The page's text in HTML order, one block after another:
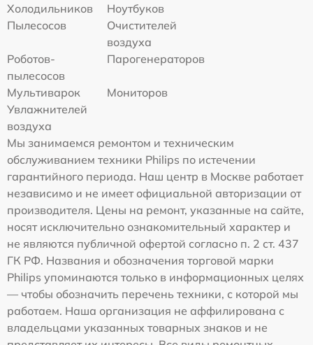
Холодильников
Ноутбуков
Пылесосов
Очистителей
воздуха
Роботов-
пылесосов
Парогенераторов
Мультиварок
Мониторов
Увлажнителей
воздуха
Мы занимаемся ремонтом и техническим
обслуживанием техники Philips по истечении
гарантийного периода. Наш центр в Москве работает
независимо и не имеет официальной авторизации от
производителя. Цены на ремонт, указанные на сайте,
носят исключительно ознакомительный характер и
не являются публичной офертой согласно п. 2 ст. 437
ГК РФ. Названия и обозначения торговой марки
Philips упоминаются только в информационных целях
— чтобы обозначить перечень техники, с которой мы
работаем. Наша организация не аффилирована с
владельцами указанных товарных знаков и не